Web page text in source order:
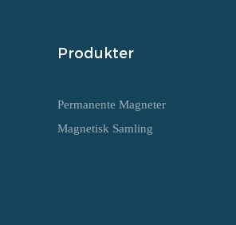
Produkter
Permanente Magneter
Magnetisk Samling